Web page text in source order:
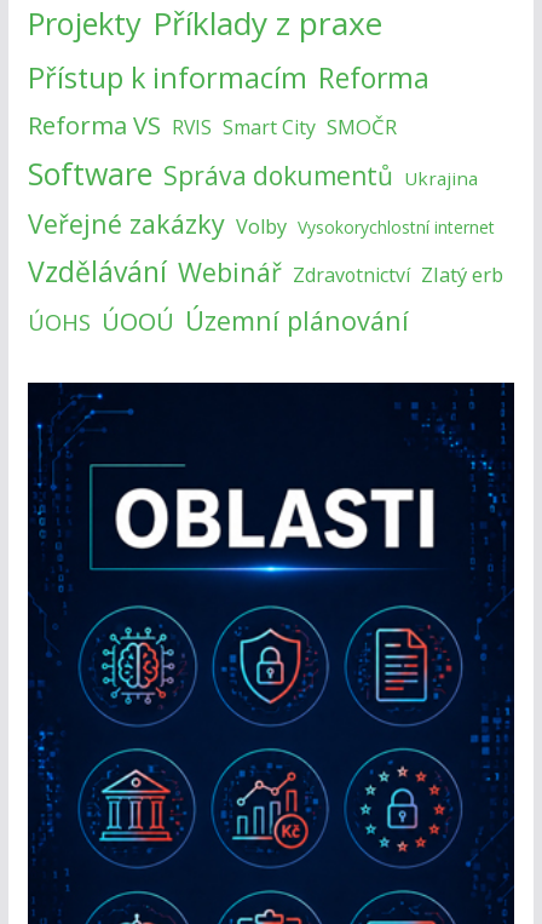
Projekty Příklady z praxe
Přístup k informacím Reforma
Reforma VS RVIS Smart City SMOČR
Software Správa dokumentů Ukrajina
Veřejné zakázky Volby Vysokorychlostní internet
Vzdělávání Webinář Zdravotnictví Zlatý erb
ÚOHS ÚOOÚ Územní plánování